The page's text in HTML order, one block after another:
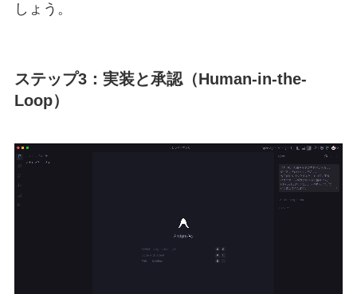
しょう。
ステップ3：実装と承認（Human-in-the-
Loop）